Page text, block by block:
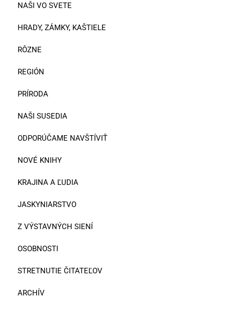
NAŠI VO SVETE
HRADY, ZÁMKY, KAŠTIELE
RÔZNE
REGIÓN
PRÍRODA
NAŠI SUSEDIA
ODPORÚČAME NAVŠTÍVIŤ
NOVÉ KNIHY
KRAJINA A ĽUDIA
JASKYNIARSTVO
Z VÝSTAVNÝCH SIENÍ
OSOBNOSTI
STRETNUTIE ČITATEĽOV
ARCHÍV